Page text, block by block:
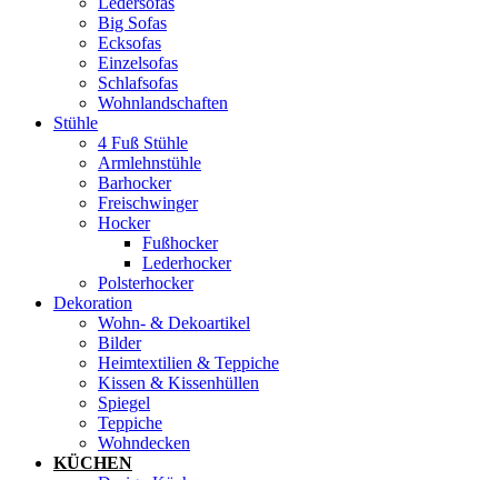
Big Sofas
Ecksofas
Einzelsofas
Schlafsofas
Wohnlandschaften
Stühle
4 Fuß Stühle
Armlehnstühle
Barhocker
Freischwinger
Hocker
Fußhocker
Lederhocker
Polsterhocker
Dekoration
Wohn- & Dekoartikel
Bilder
Heimtextilien & Teppiche
Kissen & Kissenhüllen
Spiegel
Teppiche
Wohndecken
KÜCHEN